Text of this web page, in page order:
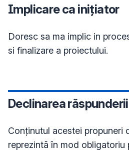
Implicare ca inițiator
Doresc sa ma implic in
si finalizare a proiectului.
Declinarea răspunderii
Conţinutul acestei propuneri
reprezintă în mod obligatoriu